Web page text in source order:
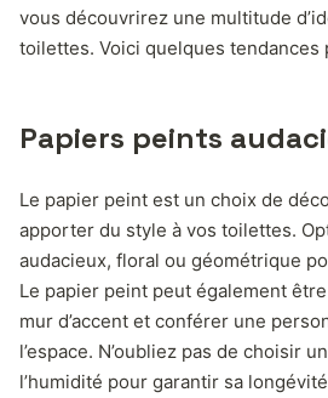
vous découvrirez une multitude
toilettes. Voici quelques tendances
Papiers peints
Le papier peint est un choix de
apporter du style à vos toilettes.
audacieux, floral ou géométrique
Le papier peint peut également
mur d’accent et conférer une
l’espace. N’oubliez pas de choisir
l’humidité pour garantir sa